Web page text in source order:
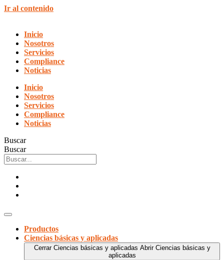
Ir al contenido
Inicio
Nosotros
Servicios
Compliance
Noticias
Inicio
Nosotros
Servicios
Compliance
Noticias
Buscar
Buscar
Productos
Ciencias básicas y aplicadas
Cerrar Ciencias básicas y aplicadas Abrir Ciencias básicas y
aplicadas